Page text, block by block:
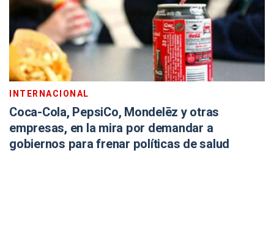
INTERNACIONAL
Coca-Cola, PepsiCo, Mondelēz y otras
empresas, en la mira por demandar a
gobiernos para frenar políticas de salud